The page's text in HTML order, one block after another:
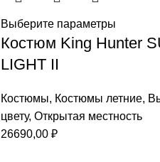
Выберите параметры
Костюм King Hunter
LIGHT II
Костюмы, Костюмы летние,
цвету, Открытая местность
26690,00 ₽